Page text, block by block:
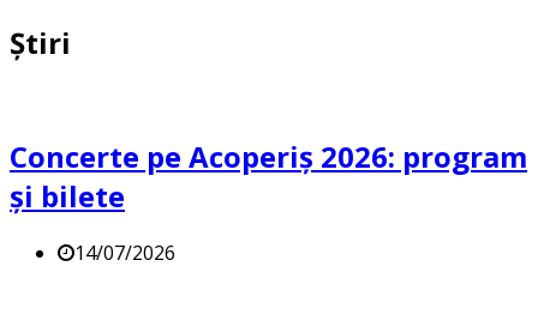
Știri
Concerte pe Acoperiș 2026: program
și bilete
14/07/2026